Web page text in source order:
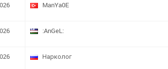
ManYa0E
:AnGeL:
Нарколог